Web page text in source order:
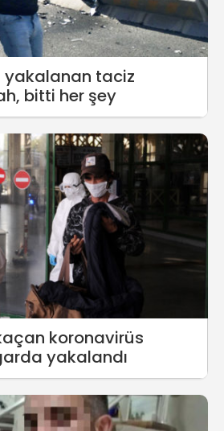
yakalanan taciz
bitti her şey
koronavirüs
yakalandı